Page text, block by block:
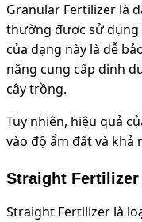
Granular Fertilizer là
thường được sử dụng
của dạng này là dễ
năng cung cấp dinh
cây trồng.
Tuy nhiên, hiệu quả
vào độ ẩm đất và khả
Straight
Straight Fertilizer là